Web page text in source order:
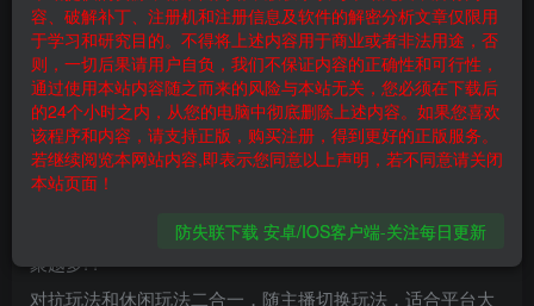
20座城池，抢夺地图每座城池的冠名权，当上[城主]，获得
城主之后就有城主专属技能和称号
可以全网直播间异步PK，多个直播间可以攻打同一座城池，
谁的积分最高谁就是下一任城主! 再也不会伤害自己直播间的
大哥! ! 大哥牌面十足! !
自带家族属性，城池里除了最高分的城主，按照分数还设有
[护法]和[勇上]职位，让大哥兄弟多多!!让你直播间的大哥越
聚越多! !
对抗玩法和休闲玩法二合一，随主播切换玩法，适合平台大
容、破解补丁、注册机和注册信息及软件的解密分析文章仅限用
于学习和研究目的。不得将上述内容用于商业或者非法用途，否
则，一切后果请用户自负，我们不保证内容的正确性和可行性，
通过使用本站内容随之而来的风险与本站无关，您必须在下载后
的24个小时之内，从您的电脑中彻底删除上述内容。如果您喜欢
该程序和内容，请支持正版，购买注册，得到更好的正版服务。
若继续阅览本网站内容,即表示您同意以上声明，若不同意请关闭
本站页面！
防失联下载 安卓/IOS客户端-关注每日更新